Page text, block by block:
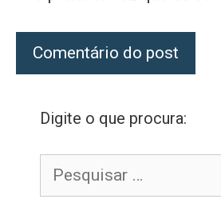
Digite o que procura:
por: